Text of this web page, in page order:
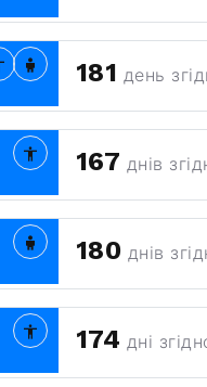
181 день
167 днів
180 днів
174 дні